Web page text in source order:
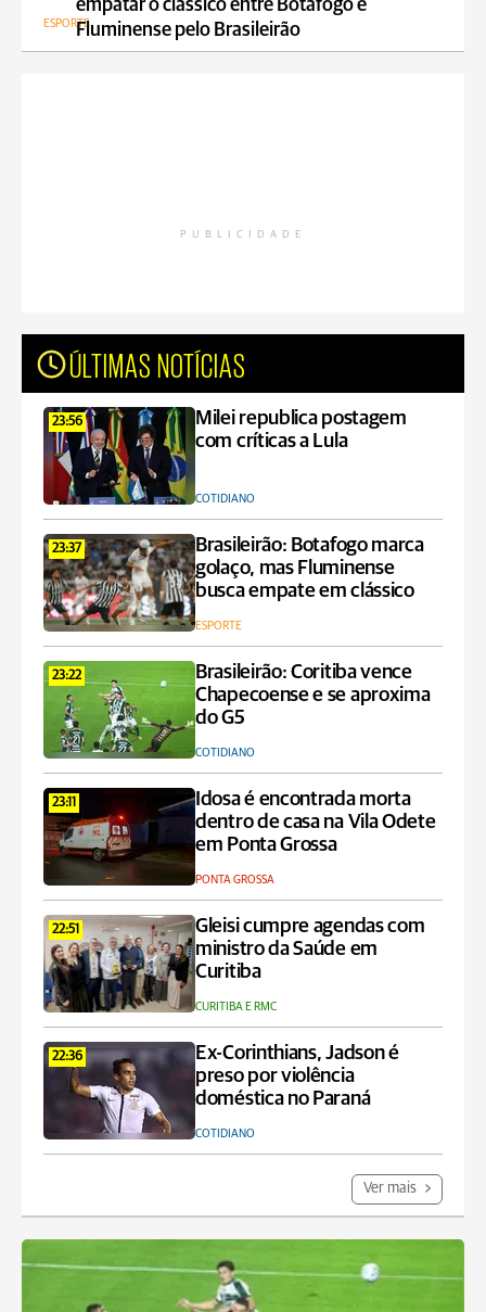
empatar o clássico entre Botafogo e
Fluminense pelo Brasileirão
ESPORTE
PUBLICIDADE
ÚLTIMAS NOTÍCIAS
23:56
Milei republica postagem
com críticas a Lula
COTIDIANO
23:37
Brasileirão: Botafogo marca
golaço, mas Fluminense
busca empate em clássico
ESPORTE
23:22
Brasileirão: Coritiba vence
Chapecoense e se aproxima
do G5
COTIDIANO
23:11
Idosa é encontrada morta
dentro de casa na Vila Odete
em Ponta Grossa
PONTA GROSSA
22:51
Gleisi cumpre agendas com
ministro da Saúde em
Curitiba
CURITIBA E RMC
22:36
Ex-Corinthians, Jadson é
preso por violência
doméstica no Paraná
COTIDIANO
Ver mais